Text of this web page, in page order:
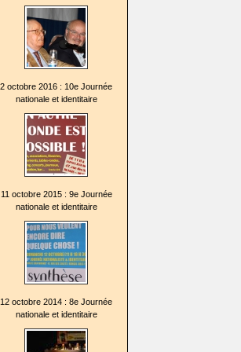
2 octobre 2016 : 10e Journée
nationale et identitaire
11 octobre 2015 : 9e Journée
nationale et identitaire
12 octobre 2014 : 8e Journée
nationale et identitaire